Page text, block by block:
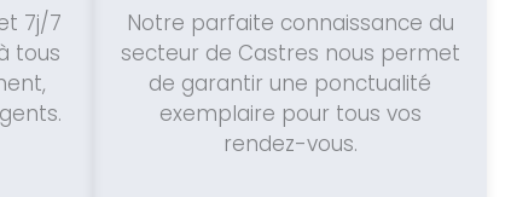
7j/7
tous
Notre parfaite connaissance du
secteur de Castres nous permet
de garantir une ponctualité
exemplaire pour tous vos
rendez-vous.